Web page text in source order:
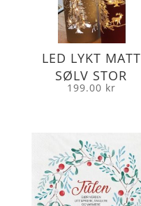
LED LYKT MATT
SØLV STOR
199.00 kr